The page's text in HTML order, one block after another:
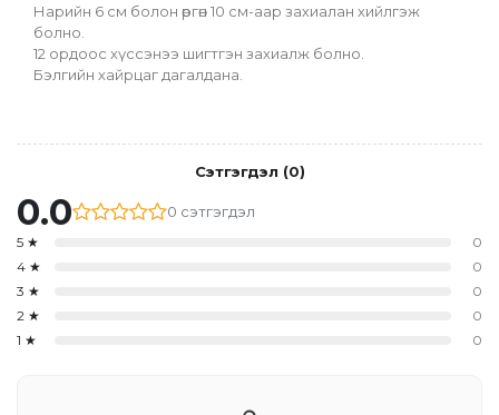
Нарийн 6 см болон өргөн 10 см-аар захиалан хийлгэж
болно.
12 ордоос хүссэнээ шигтгэн захиалж болно.
Бэлгийн хайрцаг дагалдана.
Сэтгэгдэл (0)
0.0 0 сэтгэгдэл
5 ★
0
4 ★
0
3 ★
0
2 ★
0
1 ★ 0